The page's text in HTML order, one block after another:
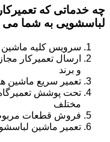
چه خدماتی که
لباسشویی به شما می
سرویس کلیه ماشین
ارسال تعمیرکار
و برند
تعمیر سریع ماشین
تحت پوشش
مختلف
فروش قطعات
تعمیر ماشین